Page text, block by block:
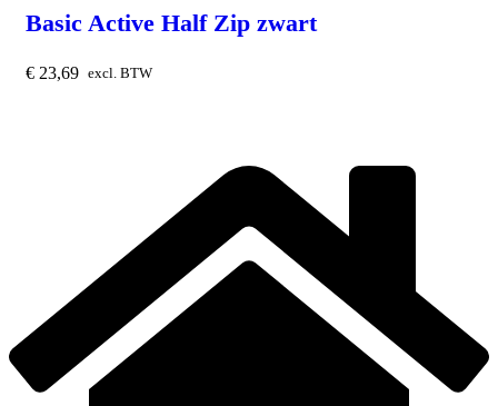
Basic Active Half Zip zwart
€ 23,69 excl. BTW